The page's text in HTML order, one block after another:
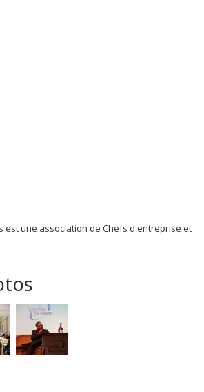
est une association de Chefs d'entreprise et